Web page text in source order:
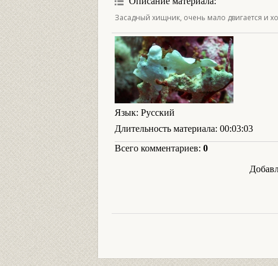
Засадный хищник, очень мало двигается и
Язык: Русский
Длительность материала: 00:03:03
Всего комментариев: 0